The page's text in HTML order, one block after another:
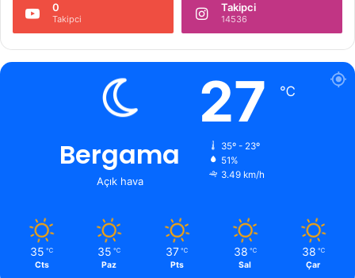
0
Takipci
Takipci
14536
Bergama
Açık hava
27 ℃
35º - 23º
51%
3.49 km/h
35 ℃
Cts
35 ℃
Paz
37 ℃
Pts
38 ℃
Sal
38 ℃
Çar